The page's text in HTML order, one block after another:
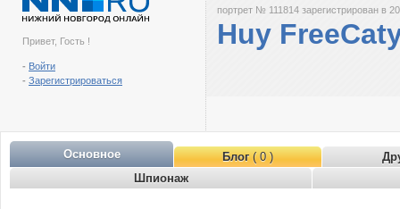
Привет, Гость !
- Войти
- Зарегистрироваться
портрет № 111814 зарегистрирован в
Huy
Основное Блог( 0 )
Шпионаж